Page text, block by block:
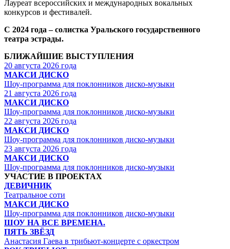
Лауреат всероссийских и международных вокальных
конкурсов и фестивалей.
С 2024 года – солистка Уральского государственного
театра эстрады.
БЛИЖАЙШИЕ ВЫСТУПЛЕНИЯ
20 августа 2026 года
МАКСИ ДИСКО
Шоу-программа для поклонников диско-музыки
21 августа 2026 года
МАКСИ ДИСКО
Шоу-программа для поклонников диско-музыки
22 августа 2026 года
МАКСИ ДИСКО
Шоу-программа для поклонников диско-музыки
23 августа 2026 года
МАКСИ ДИСКО
Шоу-программа для поклонников диско-музыки
УЧАСТИЕ В ПРОЕКТАХ
ДЕВИЧНИК
Театральное соти
МАКСИ ДИСКО
Шоу-программа для поклонников диско-музыки
ШОУ НА ВСЕ ВРЕМЕНА.
ПЯТЬ ЗВЁЗД
Анастасия Гаева в трибьют-концерте с оркестром